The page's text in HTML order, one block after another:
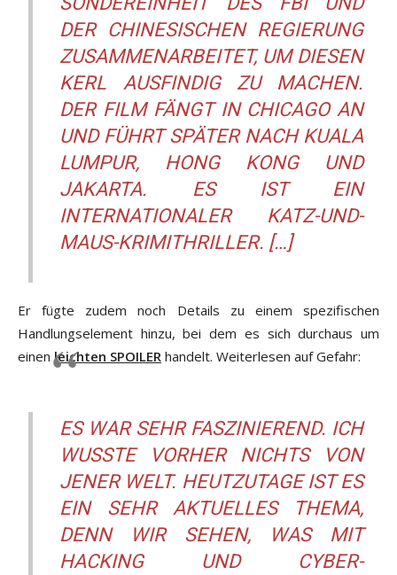
DER CHINESISCHEN REGIERUNG
ZUSAMMENARBEITET, UM DIESEN
KERL AUSFINDIG ZU MACHEN.
DER FILM FÄNGT IN CHICAGO AN
UND FÜHRT SPÄTER NACH KUALA
LUMPUR, HONG KONG UND
JAKARTA. ES IST EIN
INTERNATIONALER KATZ-UND-
MAUS-KRIMITHRILLER. […]
Er fügte zudem noch Details zu einem spezifischen
Handlungselement hinzu, bei dem es sich durchaus um
einen leichten SPOILER handelt. Weiterlesen auf Gefahr:
ES WAR SEHR FASZINIEREND. ICH
WUSSTE VORHER NICHTS VON
JENER WELT. HEUTZUTAGE IST ES
EIN SEHR AKTUELLES THEMA,
DENN WIR SEHEN, WAS MIT
HACKING UND CYBER-